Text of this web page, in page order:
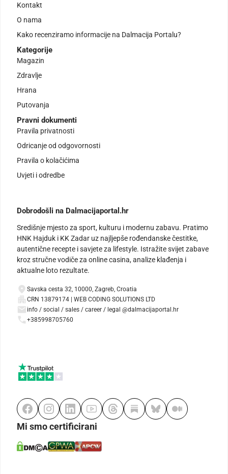
Kontakt
O nama
Kako recenziramo informacije na Dalmacija Portalu?
Kategorije
Magazin
Zdravlje
Hrana
Putovanja
Pravni dokumenti
Pravila privatnosti
Odricanje od odgovornosti
Pravila o kolačićima
Uvjeti i odredbe
Dobrodošli na Dalmacijaportal.hr
Središnje mjesto za sport, kulturu i modernu zabavu. Pratimo
HNK Hajduk i KK Zadar uz najljepše rođendanske čestitke,
autentične recepte i savjete za lifestyle. Istražite svijet zabave
kroz stručne vodiče za online casina, analize klađenja i
aktualne loto rezultate.
Savska cesta 32, 10000, Zagreb, Croatia
CRN 13879174 | WEB CODING SOLUTIONS LTD
info / social / sales / career / legal @dalmacijaportal.hr
+385998705760
Mi smo certificirani